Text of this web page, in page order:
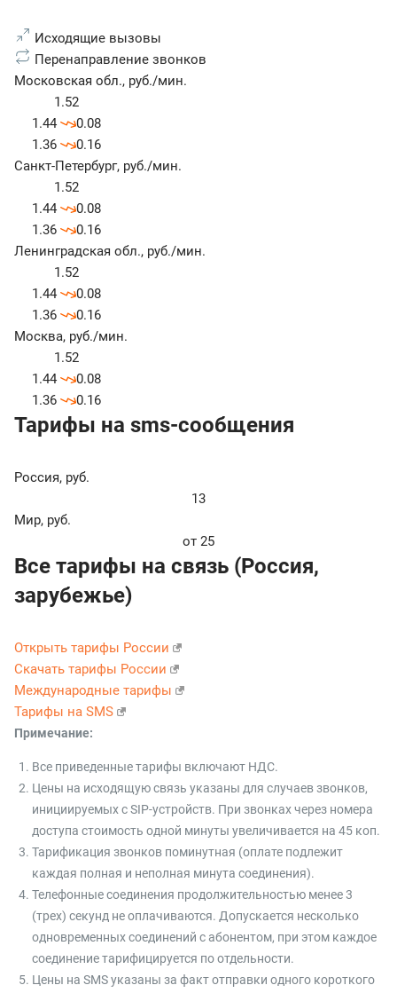
Исходящие вызовы
Перенаправление звонков
Московская обл., руб./мин.
1.52
1.44
0.08
1.36
0.16
Санкт-Петербург, руб./мин.
1.52
1.44
0.08
1.36
0.16
Ленинградская обл., руб./мин.
1.52
1.44
0.08
1.36
0.16
Москва, руб./мин.
1.52
1.44
0.08
1.36
0.16
Тарифы на sms-сообщения
Россия, руб.
13
Мир, руб.
от 25
Все тарифы на связь (Россия,
зарубежье)
Открыть тарифы России
Скачать тарифы России
Международные тарифы
Тарифы на SMS
Примечание:
Все приведенные тарифы включают НДС.
Цены на исходящую связь указаны для случаев звонков,
инициируемых с SIP-устройств. При звонках через номера
доступа стоимость одной минуты увеличивается на 45 коп.
Тарификация звонков поминутная (оплате подлежит
каждая полная и неполная минута соединения).
Телефонные соединения продолжительностью менее 3
(трех) секунд не оплачиваются. Допускается несколько
одновременных соединений с абонентом, при этом каждое
соединение тарифицируется по отдельности.
Цены на SMS указаны за факт отправки одного короткого